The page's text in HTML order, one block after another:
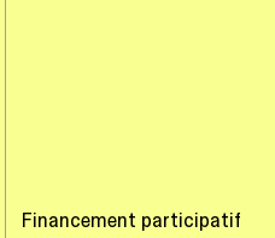
Financement participatif